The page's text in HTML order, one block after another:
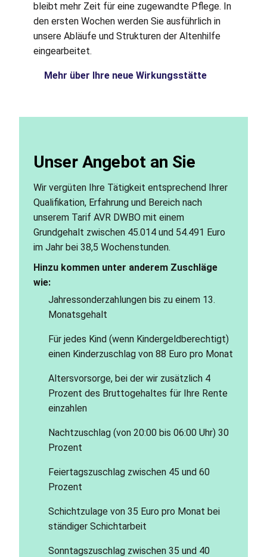
bleibt mehr Zeit für eine zugewandte Pflege. In
den ersten Wochen werden Sie ausführlich in
unsere Abläufe und Strukturen der Altenhilfe
eingearbeitet.
Mehr über Ihre neue Wirkungsstätte
Unser Angebot an Sie
Wir vergüten Ihre Tätigkeit entsprechend Ihrer
Qualifikation, Erfahrung und Bereich nach
unserem Tarif AVR DWBO mit einem
Grundgehalt zwischen 45.014 und 54.491 Euro
im Jahr bei 38,5 Wochenstunden.
Hinzu kommen unter anderem Zuschläge
wie:
Jahressonderzahlungen bis zu einem 13.
Monatsgehalt
Für jedes Kind (wenn Kindergeldberechtigt)
einen Kinderzuschlag von 88 Euro pro Monat
Altersvorsorge, bei der wir zusätzlich 4
Prozent des Bruttogehaltes für Ihre Rente
einzahlen
Nachtzuschlag (von 20:00 bis 06:00 Uhr) 30
Prozent
Feiertagszuschlag zwischen 45 und 60
Prozent
Schichtzulage von 35 Euro pro Monat bei
ständiger Schichtarbeit
Sonntagszuschlag zwischen 35 und 40